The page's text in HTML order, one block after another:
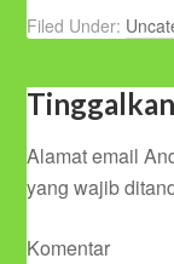
Filed Under:
Alamat email
yang wajib
Komentar